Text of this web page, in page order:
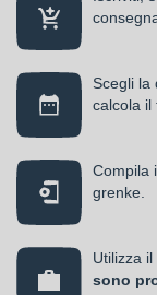
Scegli la
calcola il
Compila
grenke.
Utilizza
sono